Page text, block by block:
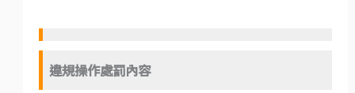
違規操作處罰內容